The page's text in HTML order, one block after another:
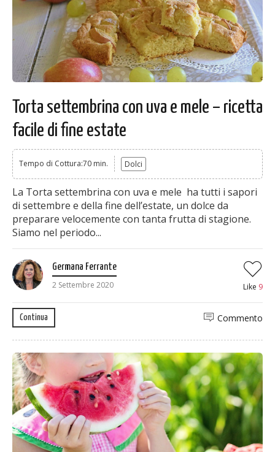
Torta settembrina con uva e mele – ricetta
facile di fine estate
Tempo di Cottura:70 min. Dolci
La Torta settembrina con uva e mele ha tutti i sapori
di settembre e della fine dell’estate, un dolce da
preparare velocemente con tanta frutta di stagione.
Siamo nel periodo...
Germana Ferrante
2 Settembre 2020
Like 9
Continua Commento